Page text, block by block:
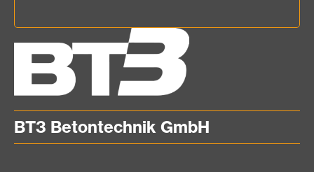
BT3 Betontechnik GmbH